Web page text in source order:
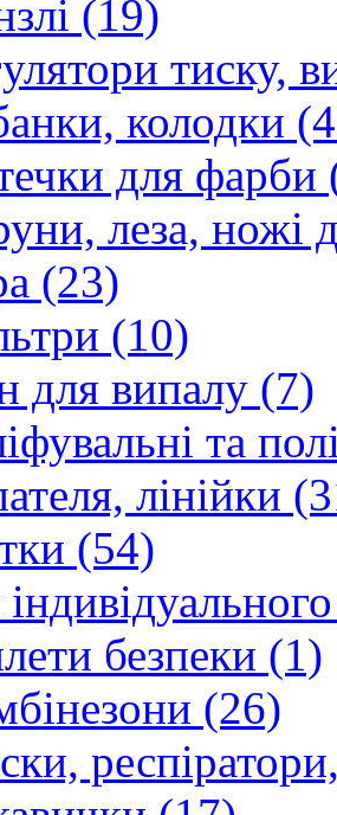
(19)
тиску,
колодки
для фарби
леза, ножі
(23)
(10)
для випалу (7)
та
лінійки
(54)
безпеки (1)
(26)